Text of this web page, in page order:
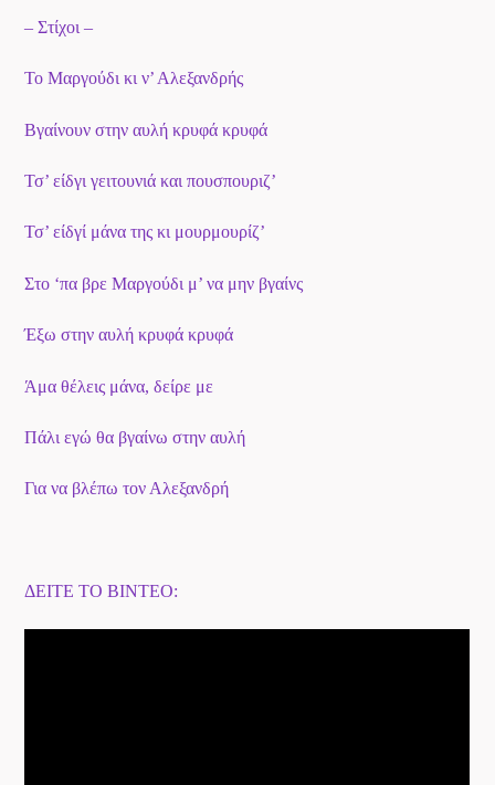
– Στίχοι –
Το Μαργούδι κι ν’ Αλεξανδρής
Βγαίνουν στην αυλή κρυφά κρυφά
Τσ’ είδγι γειτουνιά και πουσπουριζ’
Τσ’ είδγί μάνα της κι μουρμουρίζ’
Στο ‘πα βρε Μαργούδι μ’ να μην βγαίνς
Έξω στην αυλή κρυφά κρυφά
Άμα θέλεις μάνα, δείρε με
Πάλι εγώ θα βγαίνω στην αυλή
Για να βλέπω τον Αλεξανδρή
ΔΕΙΤΕ ΤΟ ΒΙΝΤΕΟ: